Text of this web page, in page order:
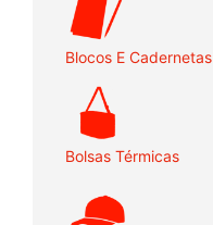
Blocos E Cadernetas
Bolsas Térmicas